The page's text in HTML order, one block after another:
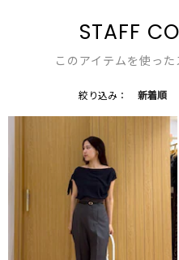
STAFF
このアイテムを使っ
絞り込み： 新着順